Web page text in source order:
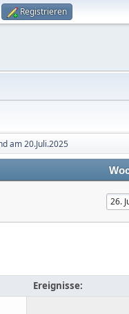
Registrieren
am 20.Juli.2025
Ereignisse: